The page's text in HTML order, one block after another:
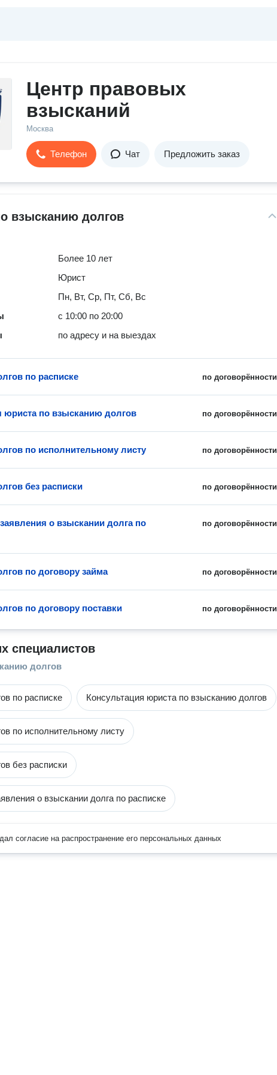
Центр правовых
взысканий
Москва
Телефон Чат Предложить заказ
взысканию долгов
Более 10 лет
Юрист
Пн, Вт, Ср, Пт, Сб, Вс
с 10:00 по 20:00
по адресу и на выездах
по договорённости
по расписке
по договорённости
юриста по взысканию долгов
по договорённости
по исполнительному листу
по договорённости
без расписки
по договорённости
о взыскании долга по
по договорённости
по договору займа
по договорённости
по договору поставки
специалистов
долгов
по расписке Консультация юриста по взысканию долгов
по исполнительному листу
без расписки
о взыскании долга по расписке
согласие на распространение его персональных данных